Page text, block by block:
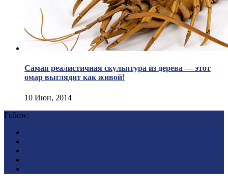
Самая реалистичная скульптура из дерева — этот
омар выглядит как живой!
10 Июн, 2014
Follow: